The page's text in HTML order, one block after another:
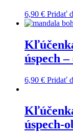
6,90 € Pridať
úspech
6,90 € Pridať
úspech-